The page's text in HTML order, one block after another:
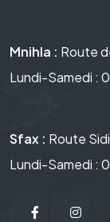
Mnihla : Route
Lundi-Samedi :
Sfax : Route
Lundi-Samedi :